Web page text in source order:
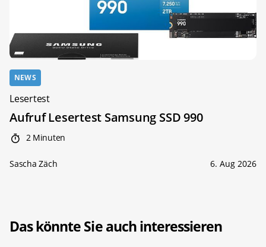
NEWS
Lesertest
Aufruf Lesertest Samsung SSD 990
2 Minuten
Sascha Zäch 6. Aug 2026
Das könnte Sie auch interessieren